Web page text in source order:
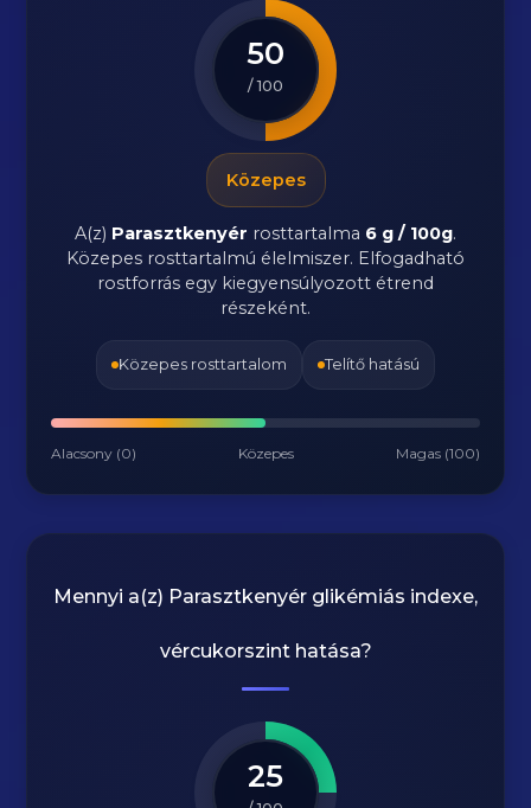
50
/ 100
Közepes
A(z) Parasztkenyér rosttartalma 6 g / 100g.
Közepes rosttartalmú élelmiszer. Elfogadható
rostforrás egy kiegyensúlyozott étrend
részeként.
Közepes rosttartalom Telítő hatású
Alacsony (0) Közepes Magas (100)
Mennyi a(z) Parasztkenyér glikémiás indexe,
vércukorszint hatása?
25